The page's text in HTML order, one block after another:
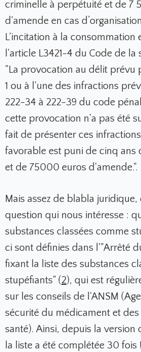
criminelle à perpétuité et de 7
d'amende en cas
L'incitation à la consommation
l'article L3421-4 du Code de la
"La provocation au délit prévu
1 ou à l'une des infractions
222-34 à 222-39 du code
cette provocation n'a pas été
fait de présenter ces
favorable est puni de cinq ans
et de 75000 euros d'amende.".
Mais assez de blabla
question qui nous intéresse :
substances classées comme
ci sont définies dans l'"Arrêté
fixant la liste des substances
stupéfiants" (2), qui est
sur les conseils de l'ANSM
sécurité du médicament et
santé). Ainsi, depuis la version
la liste a été complétée 30 fois